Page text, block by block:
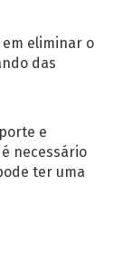
eliminar o
das
e
necessário
ter uma